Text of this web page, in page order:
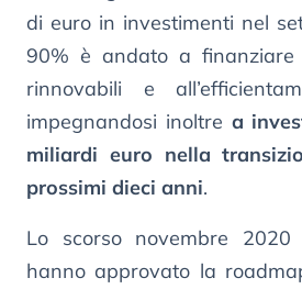
di euro in investimenti nel
90% è andato a finanziare
rinnovabili e
impegnandosi inoltre a
miliardi euro nella
prossimi dieci anni.
Lo scorso novembre
hanno approvato la